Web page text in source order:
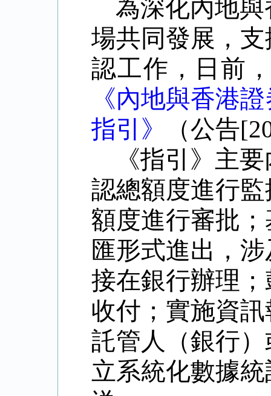
為深化內地
場共同發展，
認工作，日前
《內地與香港
指引》
（公告
《指引》主
認總額度進行監
額度進行審批
匯形式進出，
接在銀行辦理
收付；實施資
託管人（銀行
立系統化數據